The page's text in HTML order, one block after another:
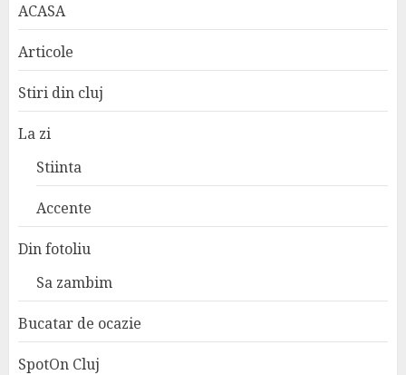
ACASA
Articole
Stiri din cluj
La zi
Stiinta
Accente
Din fotoliu
Sa zambim
Bucatar de ocazie
SpotOn Cluj